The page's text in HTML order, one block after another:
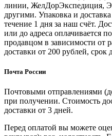
линии, ЖелДорЭкспедиция,
другими. Упаковка и
течение 1 дня за наш счёт.
или до адреса оплачивается
продавцом в зависимости от
доставки от 200 рублей, срок
Почта России
Почтовыми отправлениями
при получении. Стоимость
доставки от 3 дней.
Перед оплатой вы можете